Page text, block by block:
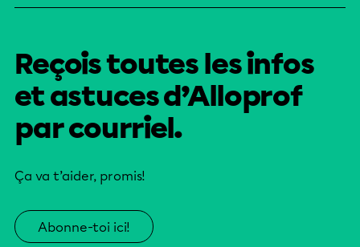
Reçois toutes les infos
et astuces d’Alloprof
par courriel.
Ça va t’aider, promis!
Abonne-toi ici!